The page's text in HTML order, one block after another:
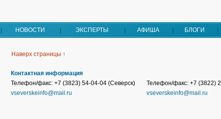
НОВОСТИ ЭКСПЕРТЫ АФИША БЛОГИ
Наверх страницы ↑
Контактная информация
Телефон/факс: +7 (3823) 54-04-04 (Северск)
vseverskeinfo@mail.ru
Телефон/факс: +7 (3822)
vseverskeinfo@mail.ru